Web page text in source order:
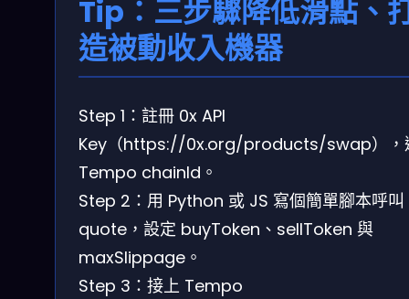
Tip：三步驟降低滑點、
造被動收入機器
Step 1：註冊 0x API
Key（https://0x.org/products/swap），
Tempo chainId。
Step 2：用 Python 或 JS 寫個簡單腳本呼叫
quote，設定 buyToken、sellToken 與
maxSlippage。
Step 3：接上 Tempo